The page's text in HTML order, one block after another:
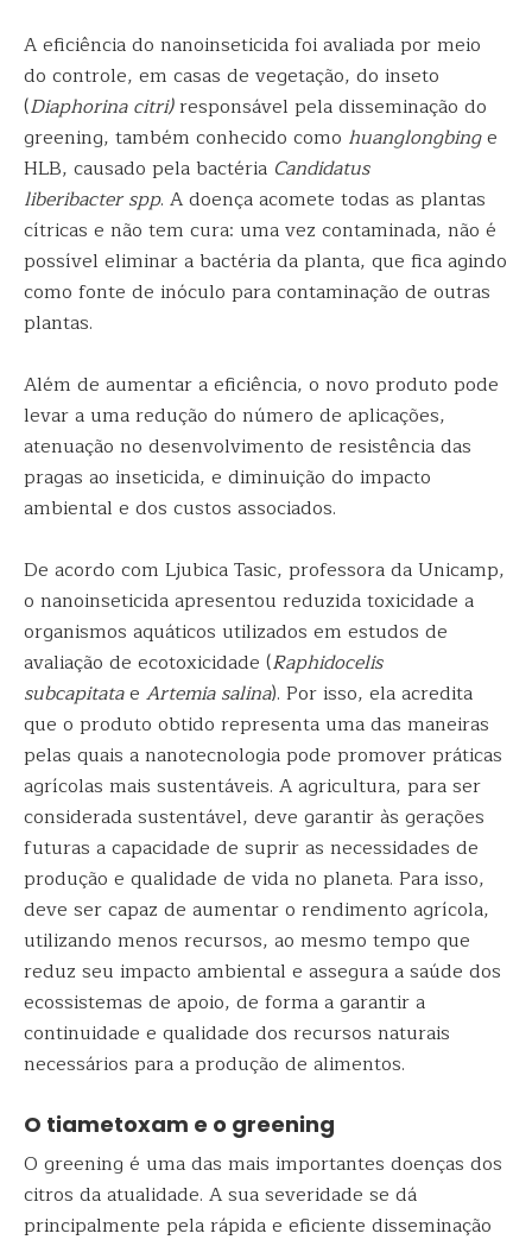
A eficiência do nanoinseticida foi avaliada por meio
do controle, em casas de vegetação, do inseto
(Diaphorina citri)responsável pela disseminação do
greening, também conhecido como huanglongbinge
HLB, causado pela bactéria Candidatus
liberibacter spp. A doença acomete todas as plantas
cítricas e não tem cura: uma vez contaminada, não é
possível eliminar a bactéria da planta, que fica agindo
como fonte de inóculo para contaminação de outras
plantas.
Além de aumentar a eficiência, o novo produto pode
levar a uma redução do número de aplicações,
atenuação no desenvolvimento de resistência das
pragas ao inseticida, e diminuição do impacto
ambiental e dos custos associados.
De acordo com Ljubica Tasic, professora da Unicamp,
o nanoinseticida apresentou reduzida toxicidade a
organismos aquáticos utilizados em estudos de
avaliação de ecotoxicidade (Raphidocelis
subcapitatae Artemia salina). Por isso, ela acredita
que o produto obtido representa uma das maneiras
pelas quais a nanotecnologia pode promover práticas
agrícolas mais sustentáveis. A agricultura, para ser
considerada sustentável, deve garantir às gerações
futuras a capacidade de suprir as necessidades de
produção e qualidade de vida no planeta. Para isso,
deve ser capaz de aumentar o rendimento agrícola,
utilizando menos recursos, ao mesmo tempo que
reduz seu impacto ambiental e assegura a saúde dos
ecossistemas de apoio, de forma a garantir a
continuidade e qualidade dos recursos naturais
necessários para a produção de alimentos.
O tiametoxam e o greening
O greening é uma das mais importantes doenças dos
citros da atualidade. A sua severidade se dá
principalmente pela rápida e eficiente disseminação